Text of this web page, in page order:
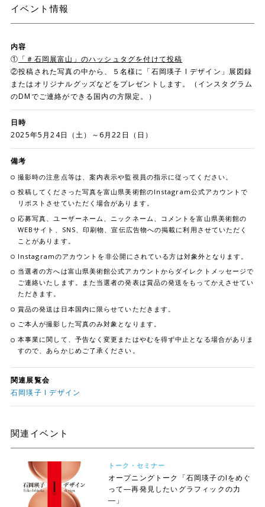
イベント情報
内容
① 「＃石岡展富山」のハッシュタグを付けて投稿
②投稿された写真の中から、５名様に「石岡瑛子 I デザイン」展図録
またはオリジナルグッズなどをプレゼントします。（インスタグラム
のDMでご連絡ができる国内の方限定。）
日時
2025年5月24日（土）～6月22日（日）
備考
撮影時の注意点等は、案内表示や監視員の指示に従ってください。
投稿してくださった写真を富山県美術館のInstagram公式アカウントで
リポストさせていただく場合があります。
応募写真、ユーザーネーム、ニックネーム、コメントを富山県美術館の
WEBサイト、SNS、印刷物、宣伝広告物への掲載に利用させていただく
ことがあります。
Instagramのアカウントを非公開にされている方は対象外となります。
当選者の方へは富山県美術館公式アカウントからダイレクトメッセージで
ご連絡いたします。また当選者の発表は賞品の発送をもってかえさせてい
ただきます。
賞品の発送は日本国内に限らせていただきます。
ご本人が撮影した写真のみ対象となります。
本事業に関して、予告なく変更またはやむを得ず中止となる場合がありま
すので、あらかじめご了承ください。
関連展覧会
石岡瑛子 I デザイン
関連イベント
トーク・セミナー
オープニングトーク「石岡瑛子のIをめぐ
って―再発見したいグラフィックの力
―」